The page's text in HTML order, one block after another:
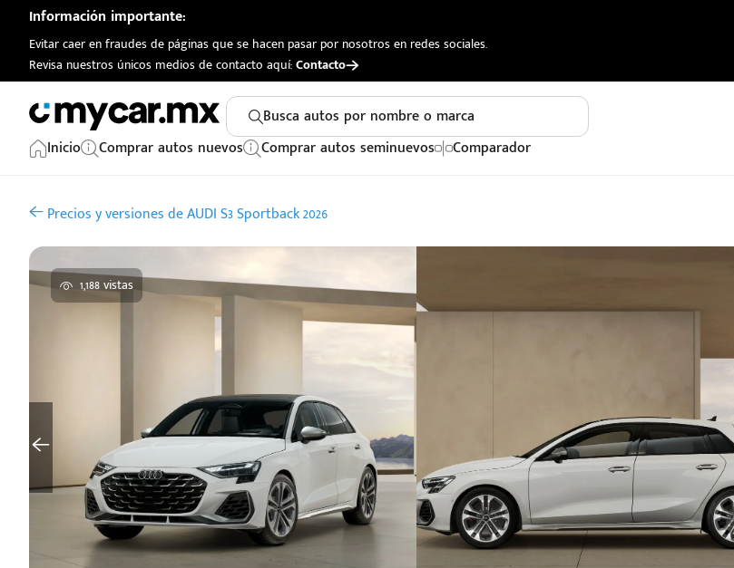
Información importante:
Evitar caer en fraudes de páginas que se hacen pasar por nosotros en redes sociales.
Revisa nuestros únicos medios de contacto aquí:Contacto
Busca autos por nombre o marca
Inicio Comprar autos nuevos Comprar autos seminuevos Comparador
Precios y versiones de AUDI S3 Sportback 2026
1,188 vistas